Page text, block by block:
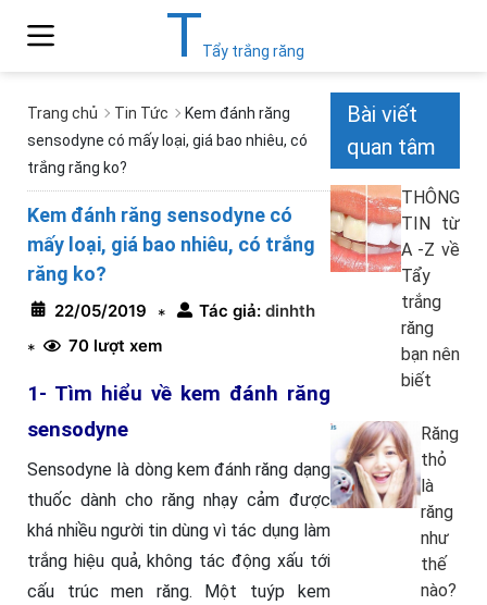
TTẩy trắng răng
Trang chủ Tin Tức
Kem đánh răng
sensodyne có mấy loại, giá bao nhiêu, có
trắng răng ko?
Kem đánh răng sensodyne có
mấy loại, giá bao nhiêu, có trắng
răng ko?
22/05/2019 * Tác giả: dinhth
*
70 lượt xem
1- Tìm hiểu về kem đánh răng
sensodyne
Sensodyne là dòng kem đánh răng dạng
thuốc dành cho răng nhạy cảm được
khá nhiều người tin dùng vì tác dụng làm
trắng hiệu quả, không tác động xấu tới
cấu trúc men răng. Một tuýp kem
Bài viết
quan tâm
THÔNG
TIN từ
A -Z về
Tẩy
trắng
răng
bạn nên
biết
Răng
thỏ
là
răng
như
thế
nào?